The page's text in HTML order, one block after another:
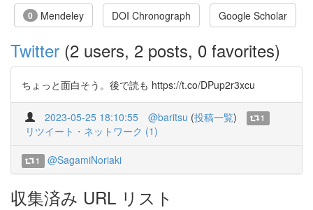
0 Mendeley DOI Chronograph Google Scholar
Twitter (2 users, 2 posts, 0 favorites)
ちょっと面白そう。後で読も https://t.co/DPup2r3xcu
2023-05-25 18:10:55 @baritsu (投稿一覧) 1
リツイート・ネットワーク (1)
1 @SagamiNoriaki
収集済み URL リスト